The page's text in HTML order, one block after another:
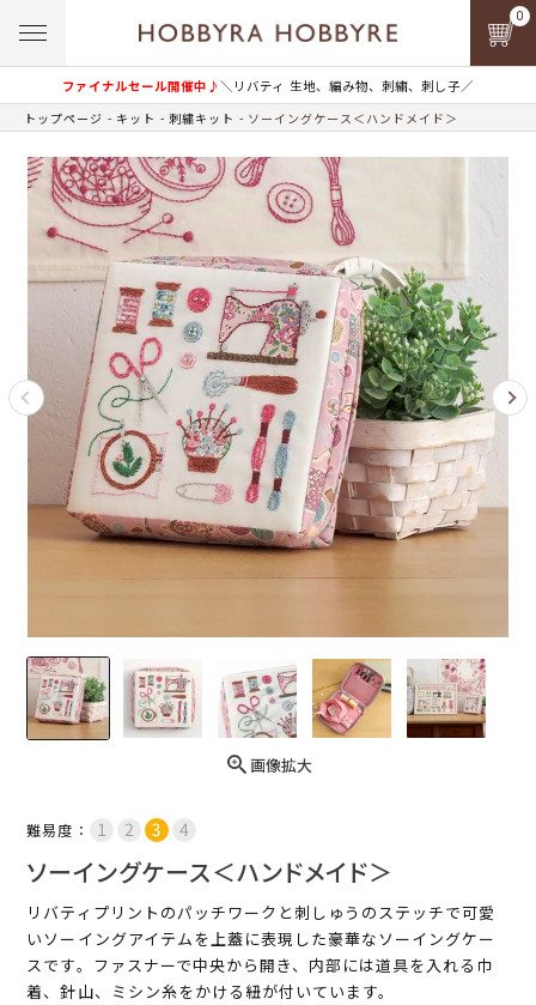
ファイナルセール開催中♪＼リバティ 生地、編み物、刺繍、刺し子／
0
トップページ キット 刺繍キット ソーイングケース＜ハンドメイド＞
画像拡大
難易度：
ソーイングケース＜ハンドメイド＞
リバティプリントのパッチワークと刺しゅうのステッチで可愛
いソーイングアイテムを上蓋に表現した豪華なソーイングケー
スです。ファスナーで中央から開き、内部には道具を入れる巾
着、針山、ミシン糸をかける紐が付いています。